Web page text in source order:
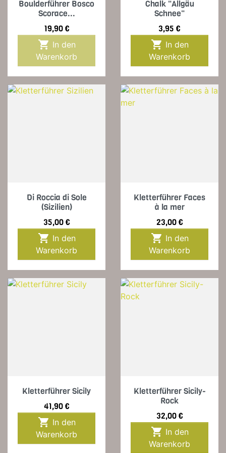
Boulderführer Bosco
Scorace...
Preis
19,90 €

Warenkorb
Chalk "Allgäu
Schnee"
Preis
3,95 €

Warenkorb
Di Roccia di Sole
(Sizilien)
Preis
35,00 €

Warenkorb
Kletterführer Faces
à la mer
Preis
23,00 €

Warenkorb
Kletterführer Sicily
Preis
41,90 €

Warenkorb
Kletterführer Sicily-
Rock
Preis
32,00 €

Warenkorb